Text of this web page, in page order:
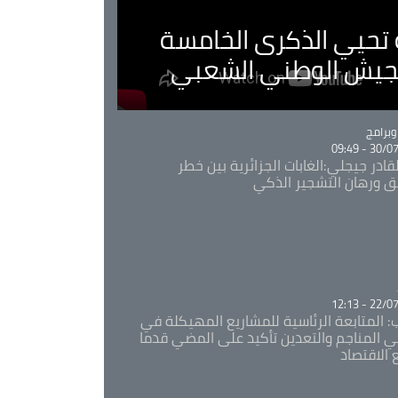
تحيي الذكرى الخامسة
الوطني الشعبي
30/07/
جيجلي:الغابات الجزائرية بين خطر
ورهان التشجير الذكي
22/07/
المتابعة الرئاسية للمشاريع المهيكلة في
المناجم والتعدين تأكيد على المضي قدما
الاقتصاد